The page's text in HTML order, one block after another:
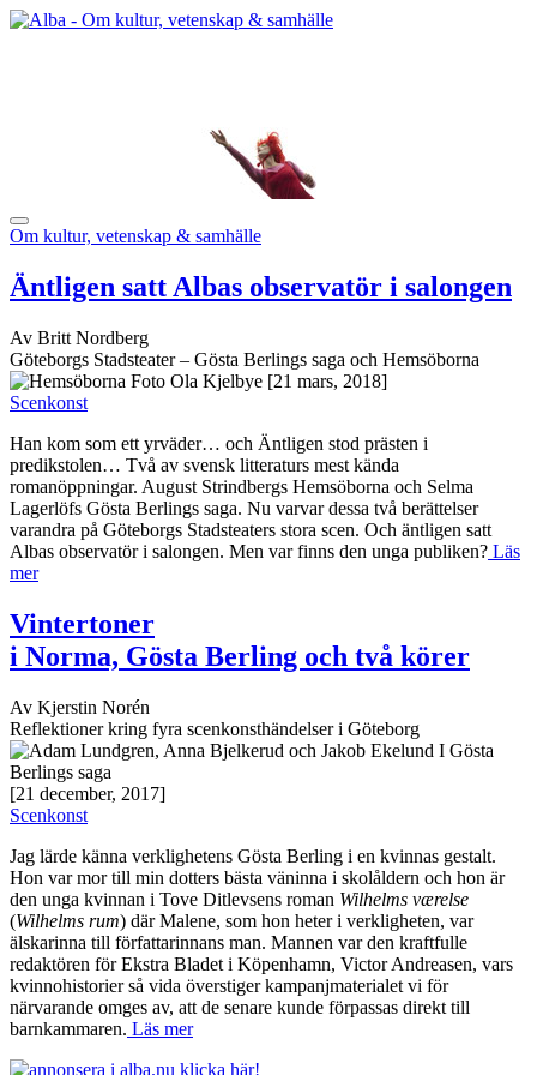
Om kultur, vetenskap & samhälle
Äntligen satt Albas observatör i salongen
Av Britt Nordberg
Göteborgs Stadsteater – Gösta Berlings saga och Hemsöborna
[21 mars, 2018]
Scenkonst
Han kom som ett yrväder… och Äntligen stod prästen i
predikstolen… Två av svensk litteraturs mest kända
romanöppningar. August Strindbergs Hemsöborna och Selma
Lagerlöfs Gösta Berlings saga. Nu varvar dessa två berättelser
varandra på Göteborgs Stadsteaters stora scen. Och äntligen satt
Albas observatör i salongen. Men var finns den unga publiken? Läs
mer
Vintertoner
i Norma, Gösta Berling och två körer
Av Kjerstin Norén
Reflektioner kring fyra scenkonsthändelser i Göteborg
[21 december, 2017]
Scenkonst
Jag lärde känna verklighetens Gösta Berling i en kvinnas gestalt.
Hon var mor till min dotters bästa väninna i skolåldern och hon är
den unga kvinnan i Tove Ditlevsens roman Wilhelms værelse
(Wilhelms rum) där Malene, som hon heter i verkligheten, var
älskarinna till författarinnans man. Mannen var den kraftfulle
redaktören för Ekstra Bladet i Köpenhamn, Victor Andreasen, vars
kvinnohistorier så vida överstiger kampanjmaterialet vi för
närvarande omges av, att de senare kunde förpassas direkt till
barnkammaren. Läs mer